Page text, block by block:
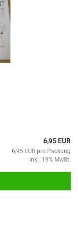
6,95 EUR
6,95 EUR pro Packung
inkl. 19% MwSt.